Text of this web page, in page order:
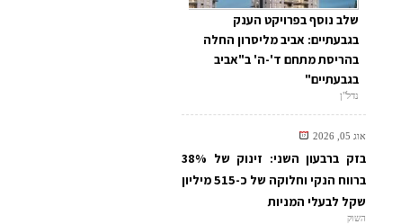
שלב נוסף בפרויקט הענק
בגבעתיים: אביב מליסרון החלה
בהריסת מתחם ד'-ה' ב"אביב
בגבעתיים"
נדל"ן
אוג 05, 2026
בזק ברבעון השני: זינוק של 38%
ברווח הנקי וחלוקה של כ-515 מיליון
שקל לבעלי המניות
השוק